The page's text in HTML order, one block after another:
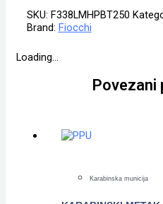
SKU: F338LMHPBT250
Brand: Fiocchi
Loading...
Povezani
Karabinska municija